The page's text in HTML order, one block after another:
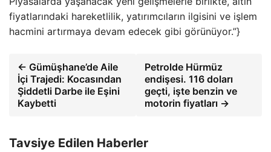
fiyatlarındaki hareketlilik, yatırımcıların ilgisini ve işlem
hacmini artırmaya devam edecek gibi görünüyor.”}
← Gümüşhane’de Aile
İçi Trajedi: Kocasından
Şiddetli Darbe ile Eşini
Kaybetti
Petrolde Hürmüz
endişesi. 116 doları
geçti, işte benzin ve
motorin fiyatları →
Tavsiye Edilen Haberler